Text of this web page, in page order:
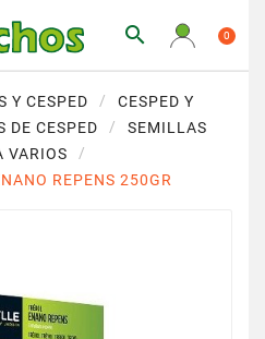
 0
Y CESPED
CESPED Y
DE CESPED
SEMILLAS
VARIOS
REPENS 250GR